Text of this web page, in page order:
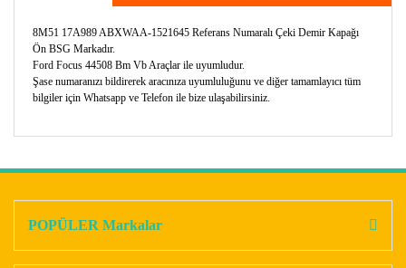
8M51 17A989 ABXWAA-1521645 Referans Numaralı Çeki Demir Kapağı
Ön BSG Markadır.
Ford Focus 44508 Bm Vb Araçlar ile uyumludur.
Şase numaranızı bildirerek aracınıza uyumluluğunu ve diğer tamamlayıcı tüm
bilgiler için Whatsapp ve Telefon ile bize ulaşabilirsiniz.
POPÜLER Markalar